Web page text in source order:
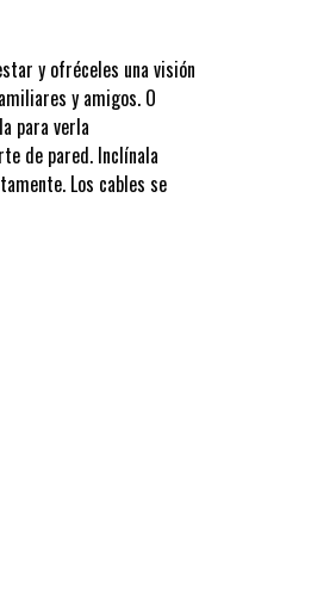
y ofréceles una visión
y amigos. O
para verla
de pared. Inclínala
Los cables se